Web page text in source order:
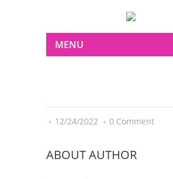
MENU
12/24/2022 0 Comment
ABOUT AUTHOR